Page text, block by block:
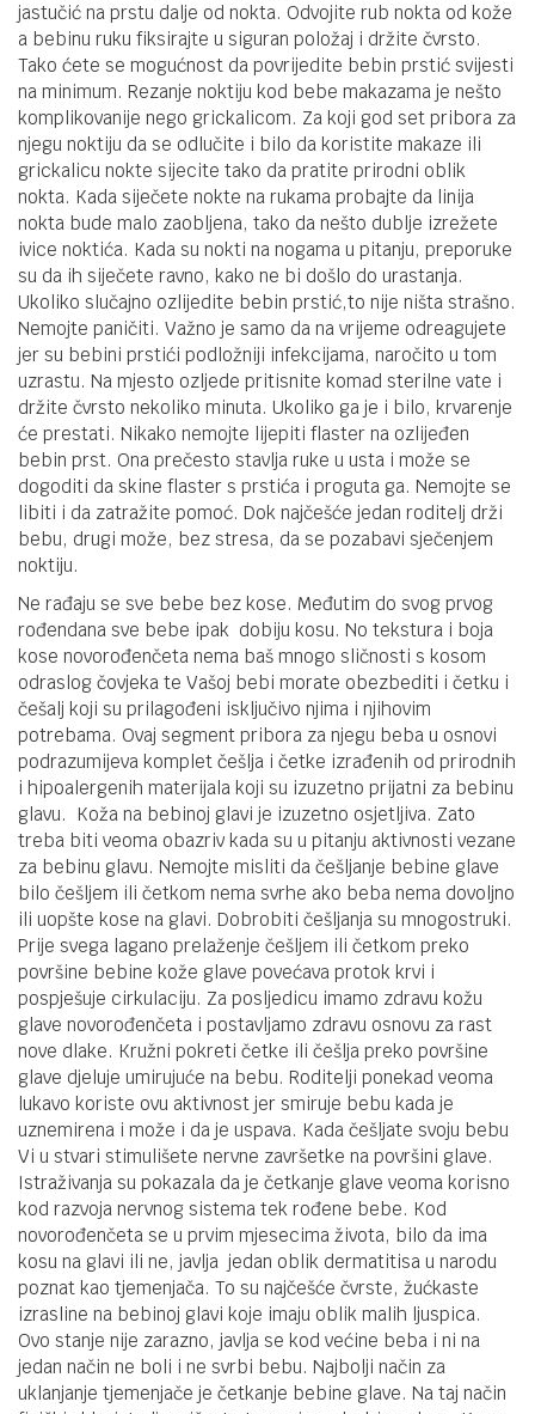
jastučić na prstu dalje od nokta. Odvojite rub nokta od kože
a bebinu ruku fiksirajte u siguran položaj i držite čvrsto.
Tako ćete se mogućnost da povrijedite bebin prstić svijesti
na minimum. Rezanje noktiju kod bebe makazama je nešto
komplikovanije nego grickalicom. Za koji god set pribora za
njegu noktiju da se odlučite i bilo da koristite makaze ili
grickalicu nokte sijecite tako da pratite prirodni oblik
nokta. Kada siječete nokte na rukama probajte da linija
nokta bude malo zaobljena, tako da nešto dublje izrežete
ivice noktića. Kada su nokti na nogama u pitanju, preporuke
su da ih siječete ravno, kako ne bi došlo do urastanja.
Ukoliko slučajno ozlijedite bebin prstić,to nije ništa strašno.
Nemojte paničiti. Važno je samo da na vrijeme odreagujete
jer su bebini prstići podložniji infekcijama, naročito u tom
uzrastu. Na mjesto ozljede pritisnite komad sterilne vate i
držite čvrsto nekoliko minuta. Ukoliko ga je i bilo, krvarenje
će prestati. Nikako nemojte lijepiti flaster na ozlijeđen
bebin prst. Ona prečesto stavlja ruke u usta i može se
dogoditi da skine flaster s prstića i proguta ga. Nemojte se
libiti i da zatražite pomoć. Dok najčešće jedan roditelj drži
bebu, drugi može, bez stresa, da se pozabavi sječenjem
noktiju.
Ne rađaju se sve bebe bez kose. Međutim do svog prvog
rođendana sve bebe ipak dobiju kosu. No tekstura i boja
kose novorođenčeta nema baš mnogo sličnosti s kosom
odraslog čovjeka te Vašoj bebi morate obezbediti i četku i
češalj koji su prilagođeni isključivo njima i njihovim
potrebama. Ovaj segment pribora za njegu beba u osnovi
podrazumijeva komplet češlja i četke izrađenih od prirodnih
i hipoalergenih materijala koji su izuzetno prijatni za bebinu
glavu. Koža na bebinoj glavi je izuzetno osjetljiva. Zato
treba biti veoma obazriv kada su u pitanju aktivnosti vezane
za bebinu glavu. Nemojte misliti da češljanje bebine glave
bilo češljem ili četkom nema svrhe ako beba nema dovoljno
ili uopšte kose na glavi. Dobrobiti češljanja su mnogostruki.
Prije svega lagano prelaženje češljem ili četkom preko
površine bebine kože glave povećava protok krvi i
pospješuje cirkulaciju. Za posljedicu imamo zdravu kožu
glave novorođenčeta i postavljamo zdravu osnovu za rast
nove dlake. Kružni pokreti četke ili češlja preko površine
glave djeluje umirujuće na bebu. Roditelji ponekad veoma
lukavo koriste ovu aktivnost jer smiruje bebu kada je
uznemirena i može i da je uspava. Kada češljate svoju bebu
Vi u stvari stimulišete nervne završetke na površini glave.
Istraživanja su pokazala da je četkanje glave veoma korisno
kod razvoja nervnog sistema tek rođene bebe. Kod
novorođenčeta se u prvim mjesecima života, bilo da ima
kosu na glavi ili ne, javlja jedan oblik dermatitisa u narodu
poznat kao tjemenjača. To su najčešće čvrste, žućkaste
izrasline na bebinoj glavi koje imaju oblik malih ljuspica.
Ovo stanje nije zarazno, javlja se kod većine beba i ni na
jedan način ne boli i ne svrbi bebu. Najbolji način za
uklanjanje tjemenjače je četkanje bebine glave. Na taj način